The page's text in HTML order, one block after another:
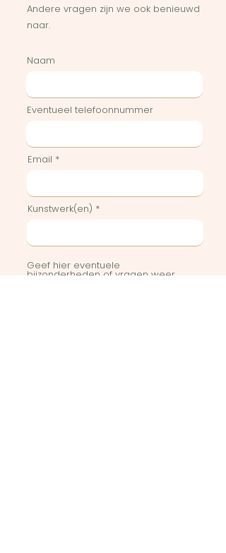
Andere vragen zijn we ook benieuwd
naar.
Naam
Eventueel telefoonnummer
Email
Kunstwerk(en)
Geef hier eventuele
bijzonderheden of vragen weer